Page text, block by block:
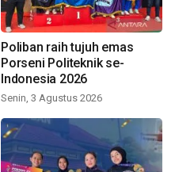
Poliban raih tujuh emas
Porseni Politeknik se-
Indonesia 2026
Senin, 3 Agustus 2026